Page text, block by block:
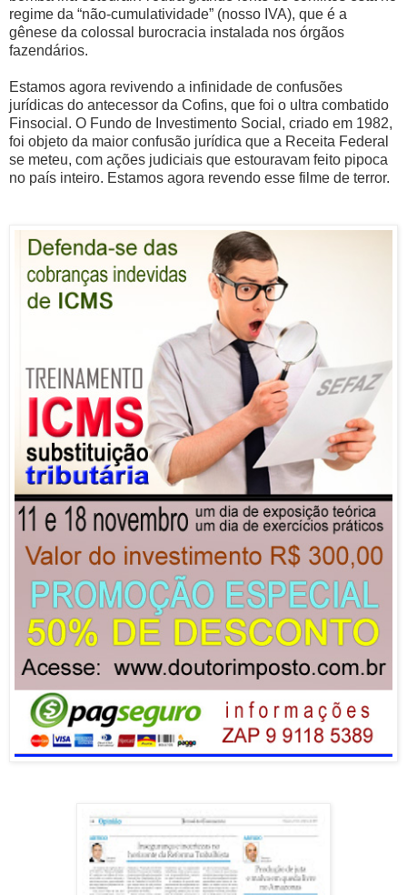
regime da “não-cumulatividade” (nosso IVA), que é a
gênese da colossal burocracia instalada nos órgãos
fazendários.
Estamos agora revivendo a infinidade de confusões
jurídicas do antecessor da Cofins, que foi o ultra combatido
Finsocial. O Fundo de Investimento Social, criado em 1982,
foi objeto da maior confusão jurídica que a Receita Federal
se meteu, com ações judiciais que estouravam feito pipoca
no país inteiro. Estamos agora revendo esse filme de terror.